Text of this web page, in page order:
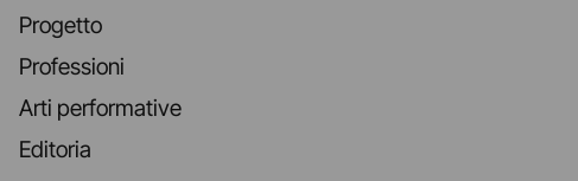
Progetto
Professioni
Arti performative
Editoria